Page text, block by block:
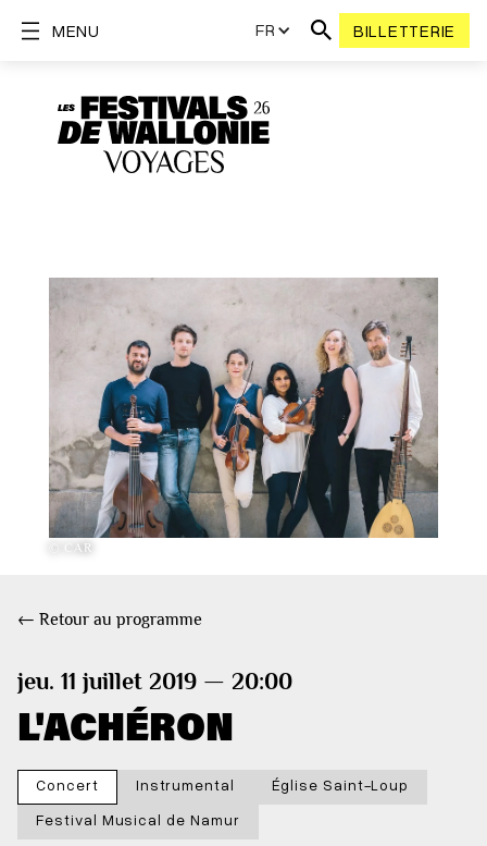
FR BILLETTERIE
MENU
© CAR
← Retour au programme
jeu. 11 juillet 2019 — 20:00
L'ACHÉRON
Concert Instrumental
Église Saint-Loup
Festival Musical de Namur